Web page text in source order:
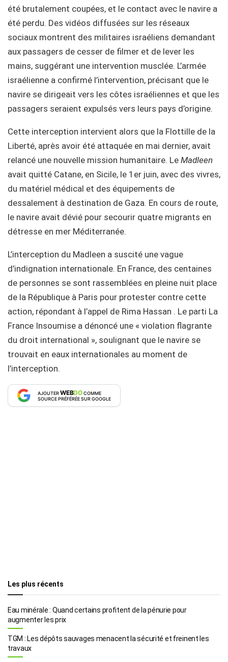
été brutalement coupées, et le contact avec le navire a
été perdu. Des vidéos diffusées sur les réseaux
sociaux montrent des militaires israéliens demandant
aux passagers de cesser de filmer et de lever les
mains, suggérant une intervention musclée. L’armée
israélienne a confirmé l’intervention, précisant que le
navire se dirigeait vers les côtes israéliennes et que les
passagers seraient expulsés vers leurs pays d’origine.
Cette interception intervient alors que la Flottille de la
Liberté, après avoir été attaquée en mai dernier, avait
relancé une nouvelle mission humanitaire. Le Madleen
avait quitté Catane, en Sicile, le 1er juin, avec des vivres,
du matériel médical et des équipements de
dessalement à destination de Gaza. En cours de route,
le navire avait dévié pour secourir quatre migrants en
détresse en mer Méditerranée.
L’interception du Madleen a suscité une vague
d’indignation internationale. En France, des centaines
de personnes se sont rassemblées en pleine nuit place
de la République à Paris pour protester contre cette
action, répondant à l’appel de Rima Hassan . Le parti La
France Insoumise a dénoncé une « violation flagrante
du droit international », soulignant que le navire se
trouvait en eaux internationales au moment de
l’interception.
AJOUTERWEBDOCOMME
SOURCE PRÉFÉRÉE SUR GOOGLE
Les plus récents
Eau minérale : Quand certains profitent de la pénurie pour
augmenter les prix
TGM : Les dépôts sauvages menacent la sécurité et freinent les
travaux